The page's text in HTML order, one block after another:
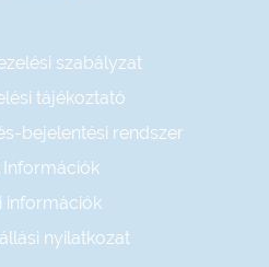
szabályzat
tájékoztató
bejelentési rendszer
Információk
információk
nyilatkozat